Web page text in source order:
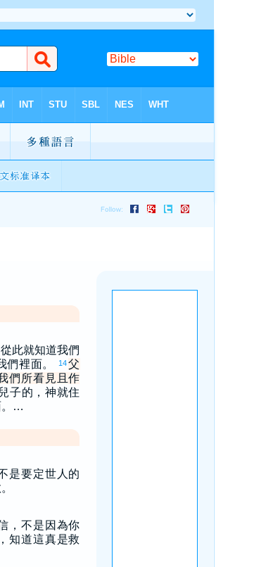
此就知道我們
們裡面。
14父
們所看見且作
子的，神就住
。…
是要定世人的
，不是因為你
知道這真是救